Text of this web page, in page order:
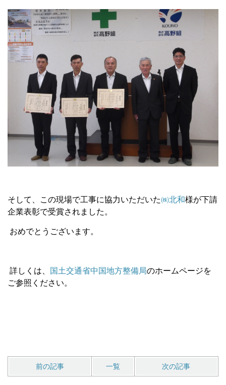
そして、この現場で工事に協力いただいた㈱北和様が下請
企業表彰で受賞されました。
おめでとうございます。
詳しくは、 国土交通省中国地方整備局のホームページを
ご参照ください。
前の記事 一覧 次の記事